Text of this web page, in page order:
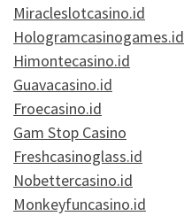
Miracleslotcasino.id
Hologramcasinogames.id
Himontecasino.id
Guavacasino.id
Froecasino.id
Gam Stop Casino
Freshcasinoglass.id
Nobettercasino.id
Monkeyfuncasino.id